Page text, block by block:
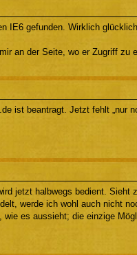
IE6 gefunden. Wirklich
an der Seite, wo er Zugriff zu
ist beantragt. Jetzt fehlt „nur
jetzt halbwegs bedient. Sieht
werde ich wohl auch nicht
wie es aussieht; die einzige